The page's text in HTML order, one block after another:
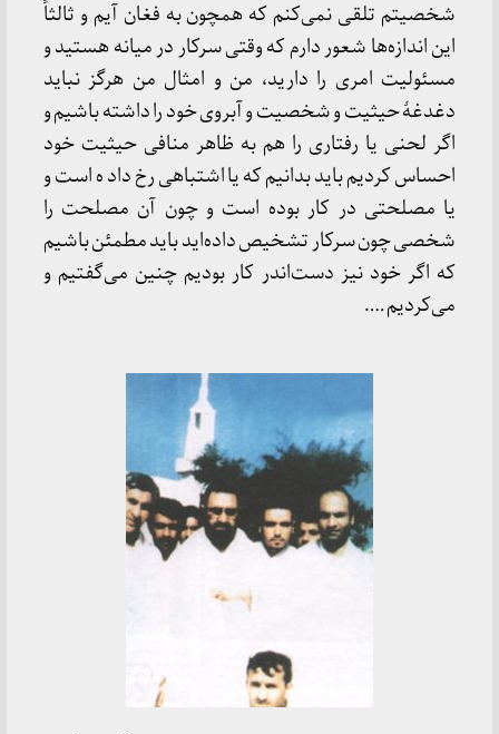
شخصیتم تلقی نمی‌کنم که همچون به فغان آیم و ثالثاً
این اندازه‌ها شعور دارم که وقتی سرکار در میانه هستید و
مسئولیت امری را دارید، من و امثال من هرگز نباید
دغدغهٔ حیثیت و شخصیت و آبروی خود را داشته باشیم و
اگر لحنی یا رفتاری را هم به ظاهر منافی حیثیت خود
احساس کردیم باید بدانیم که یا اشتباهی رخ داد ه است و
یا مصلحتی در کار بوده است و چون آن مصلحت را
شخصی چون سرکار تشخیص داده‌اید باید مطمئن باشیم
که اگر خود نیز دست‌اندر کار بودیم چنین می‌گفتیم و
می‌کردیم ….